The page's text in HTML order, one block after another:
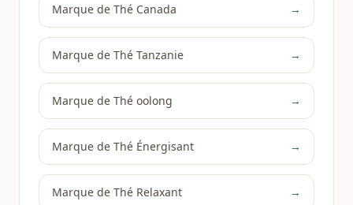
Marque de Thé Canada →
Marque de Thé Tanzanie →
Marque de Thé oolong →
Marque de Thé Énergisant →
Marque de Thé Relaxant →